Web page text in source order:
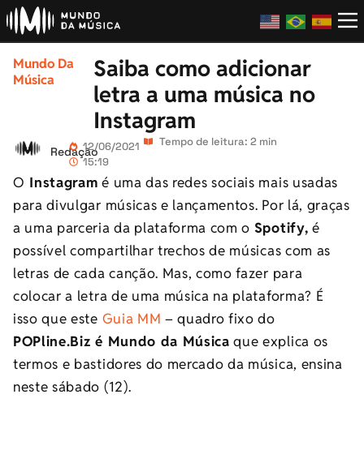
Mundo Da
Música
Saiba como adicionar
letra a uma música no
Instagram
Redação12/06/2021
15:19
Tempo de leitura: 2 min
O Instagram é uma das redes sociais mais usadas
para divulgar músicas e lançamentos. Por lá, graças
a uma parceria da plataforma com o Spotify, é
possível compartilhar trechos de músicas com as
letras de cada canção. Mas, como fazer para
colocar a letra de uma música na plataforma? É
isso que este Guia MM – quadro fixo do
POPline.Biz é Mundo da Música que explica os
termos e bastidores do mercado da música, ensina
neste sábado (12).